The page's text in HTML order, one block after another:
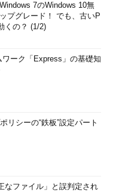
7のWindows 10無
プグレード！ でも、古いP
くの？ (1/2)
ーク「Express」の基礎知
リシーの“鉄板”設定パート
なファイル」と誤判定され